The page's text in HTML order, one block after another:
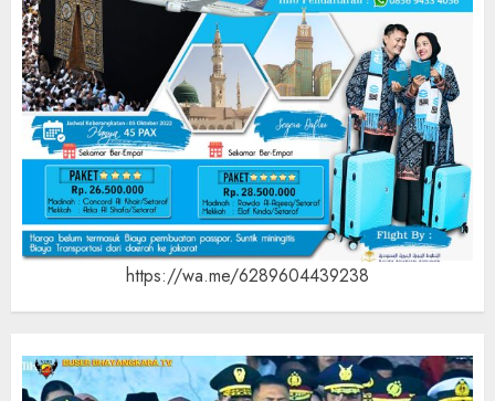
https://wa.me/6289604439238